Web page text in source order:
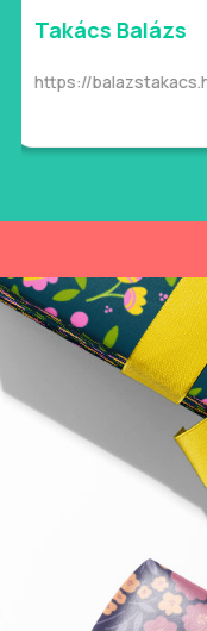
Takács Balázs
https://